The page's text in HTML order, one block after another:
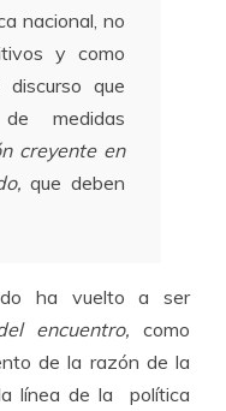
nacional, no
y como
que
medidas
creyente en
que deben
ha vuelto a ser
encuentro, como
de la razón de la
línea de la política